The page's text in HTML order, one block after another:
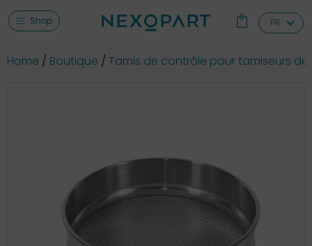
Shop FR
Home Boutique Tamis de contrôle pour tamiseurs